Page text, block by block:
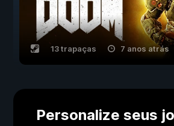
13 trapaças 7 anos atrás
Personalize seus